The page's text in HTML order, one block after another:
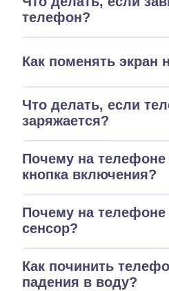
телефон?
Как поменять экран
Что делать, если
заряжается?
Почему на телефоне
кнопка включения?
Почему на телефоне
сенсор?
Как починить
падения в воду?